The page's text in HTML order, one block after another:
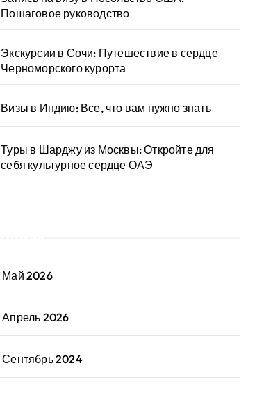
Пошаговое руководство
Экскурсии в Сочи: Путешествие в сердце
Черноморского курорта
Визы в Индию: Все, что вам нужно знать
Туры в Шарджу из Москвы: Откройте для
себя культурное сердце ОАЭ
Май 2026
Апрель 2026
Сентябрь 2024